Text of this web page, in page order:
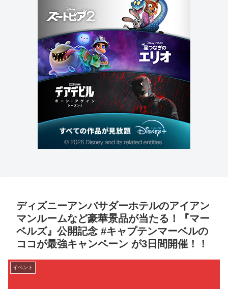
ディズニーアンバサダーホテルのアイアン
マンルームなど豪華景品が当たる！『マー
ベルズ』公開記念 #キャプテンマーベルの
ココが最強キャンペーン が3日間開催！！
イベント